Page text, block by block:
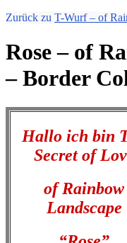
Zurück zu T-Wurf – of
Rose – of
– Border
Hallo ich bin
Secret of
of Rainbow
Landscape